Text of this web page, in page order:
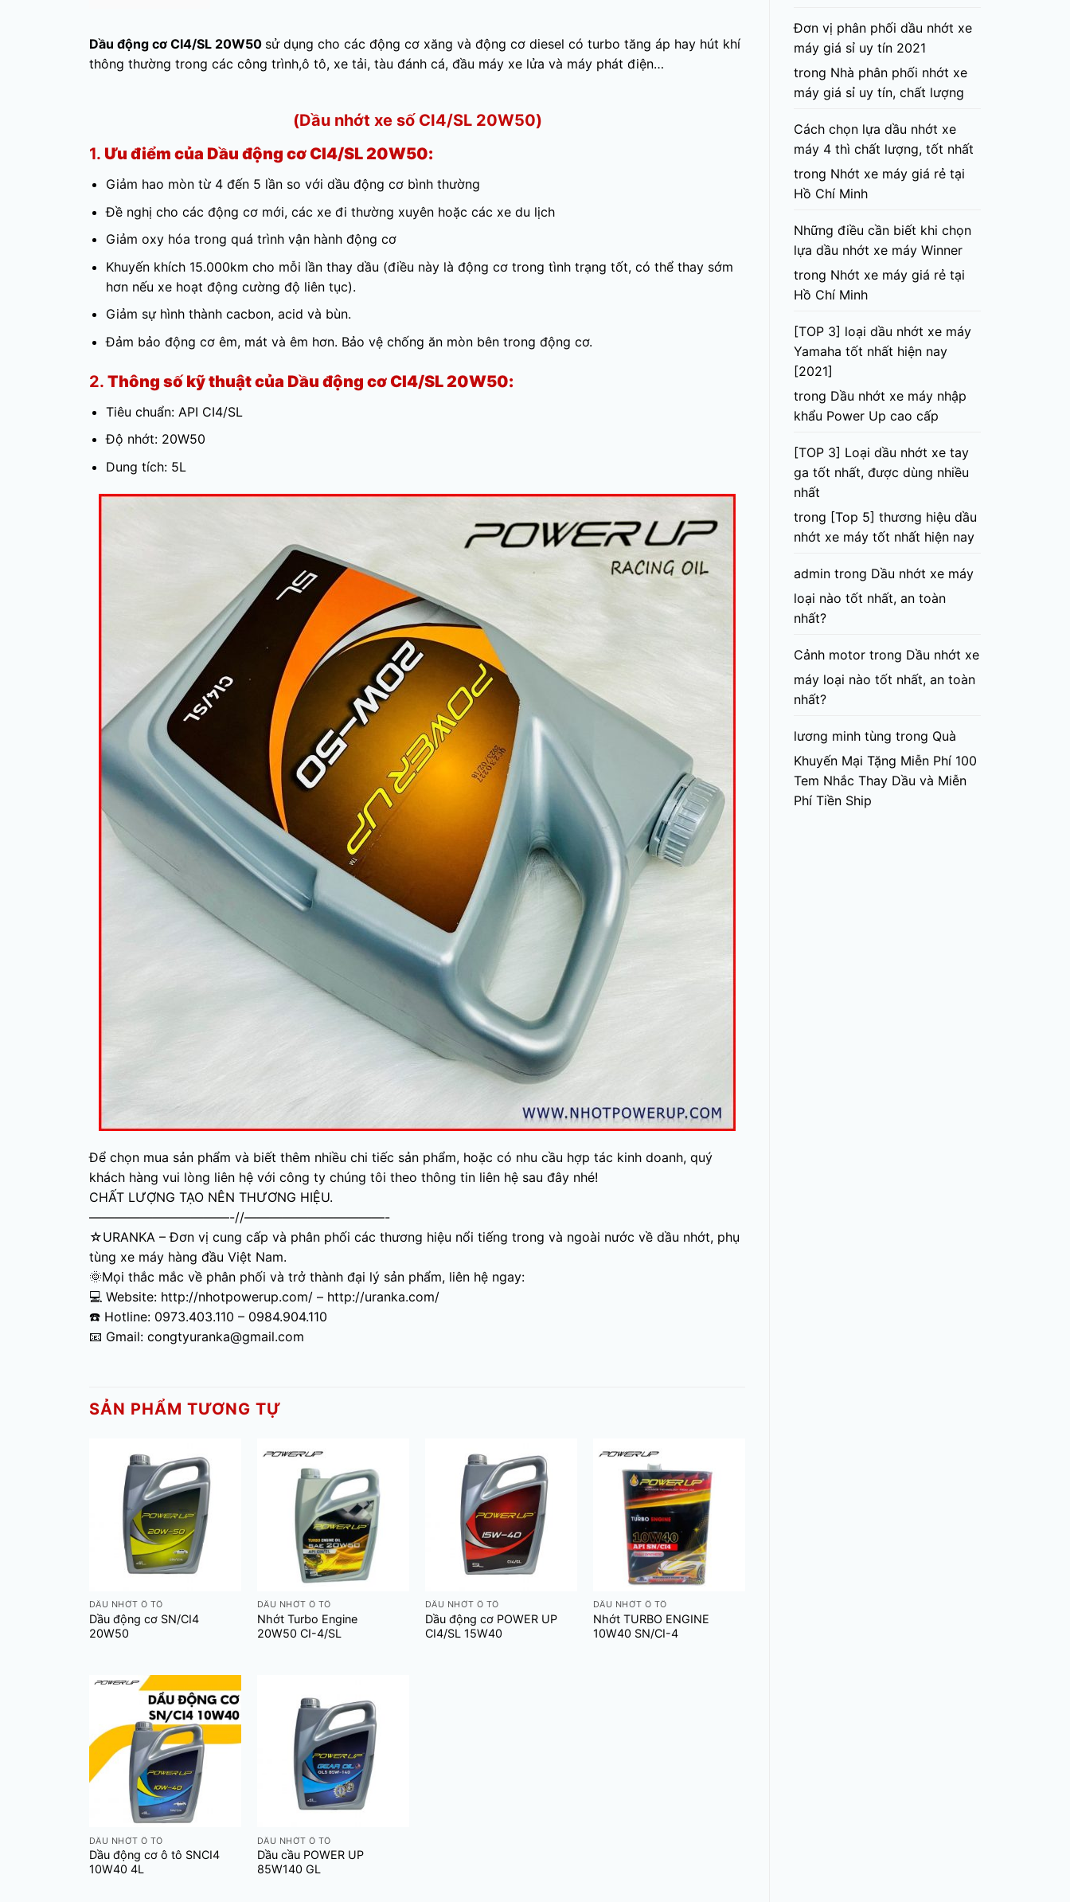
Đơn vị phân phối dầu nhớt xe
máy giá sỉ uy tín 2021
trong Nhà phân phối nhớt xe
máy giá sỉ uy tín, chất lượng
Cách chọn lựa dầu nhớt xe
máy 4 thì chất lượng, tốt nhất
trong Nhớt xe máy giá rẻ tại
Hồ Chí Minh
Những điều cần biết khi chọn
lựa dầu nhớt xe máy Winner
trong Nhớt xe máy giá rẻ tại
Hồ Chí Minh
[TOP 3] loại dầu nhớt xe máy
Yamaha tốt nhất hiện nay
[2021]
trong Dầu nhớt xe máy nhập
khẩu Power Up cao cấp
[TOP 3] Loại dầu nhớt xe tay
ga tốt nhất, được dùng nhiều
nhất
trong [Top 5] thương hiệu dầu
nhớt xe máy tốt nhất hiện nay
admin trong Dầu nhớt xe máy
loại nào tốt nhất, an toàn
nhất?
Cảnh motor trong Dầu nhớt xe
máy loại nào tốt nhất, an toàn
nhất?
lương minh tùng trong Quà
Khuyến Mại Tặng Miễn Phí 100
Tem Nhắc Thay Dầu và Miễn
Phí Tiền Ship
Dầu động cơ CI4/SL 20W50 sử dụng cho các động cơ xăng và động cơ diesel có turbo tăng áp hay hút khí
thông thường trong các công trình,ô tô, xe tải, tàu đánh cá, đầu máy xe lửa và máy phát điện…
(Dầu nhớt xe số CI4/SL 20W50)
1. Ưu điểm của Dầu động cơ CI4/SL 20W50:
Giảm hao mòn từ 4 đến 5 lần so với dầu động cơ bình thường
Đề nghị cho các động cơ mới, các xe đi thường xuyên hoặc các xe du lịch
Giảm oxy hóa trong quá trình vận hành động cơ
Khuyến khích 15.000km cho mỗi lần thay dầu (điều này là động cơ trong tình trạng tốt, có thể thay sớm
hơn nếu xe hoạt động cường độ liên tục).
Giảm sự hình thành cacbon, acid và bùn.
Đảm bảo động cơ êm, mát và êm hơn. Bảo vệ chống ăn mòn bên trong động cơ.
2. Thông số kỹ thuật của Dầu động cơ CI4/SL 20W50:
Tiêu chuẩn: API CI4/SL
Độ nhớt: 20W50
Dung tích: 5L
Để chọn mua sản phẩm và biết thêm nhiều chi tiếc sản phẩm, hoặc có nhu cầu hợp tác kinh doanh, quý
khách hàng vui lòng liên hệ với công ty chúng tôi theo thông tin liên hệ sau đây nhé!
CHẤT LƯỢNG TẠO NÊN THƯƠNG HIỆU.
———————————-//———————————-
☆URANKA – Đơn vị cung cấp và phân phối các thương hiệu nổi tiếng trong và ngoài nước về dầu nhớt, phụ
tùng xe máy hàng đầu Việt Nam.
🌞Mọi thắc mắc về phân phối và trở thành đại lý sản phẩm, liên hệ ngay:
💻 Website: http://nhotpowerup.com/ – http://uranka.com/
☎️ Hotline: 0973.403.110 – 0984.904.110
📧 Gmail: congtyuranka@gmail.com
SẢN PHẨM TƯƠNG TỰ
DẦU NHỚT Ô TÔ
Dầu động cơ SN/CI4
20W50
DẦU NHỚT Ô TÔ
Nhớt Turbo Engine
20W50 CI-4/SL
DẦU NHỚT Ô TÔ
Dầu động cơ POWER UP
CI4/SL 15W40
DẦU NHỚT Ô TÔ
Nhớt TURBO ENGINE
10W40 SN/CI-4
DẦU NHỚT Ô TÔ
Dầu động cơ ô tô SNCI4
10W40 4L
DẦU NHỚT Ô TÔ
Dầu cầu POWER UP
85W140 GL